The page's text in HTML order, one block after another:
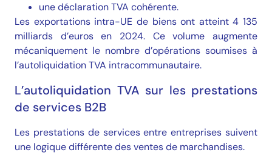
une déclaration TVA cohérente.
Les exportations intra-UE de biens ont atteint 4 135
milliards d’euros en 2024. Ce volume augmente
mécaniquement le nombre d’opérations soumises à
l’autoliquidation TVA intracommunautaire.
L’autoliquidation TVA sur les prestations
de services B2B
Les prestations de services entre entreprises suivent
une logique différente des ventes de marchandises.